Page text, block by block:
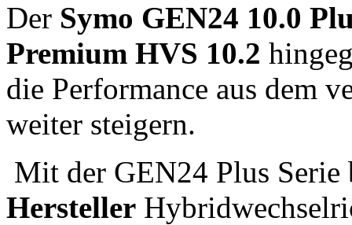
Der Symo GEN24 10.0
Premium HVS 10.2
die Performance aus dem
weiter steigern.
Mit der GEN24 Plus
Hersteller